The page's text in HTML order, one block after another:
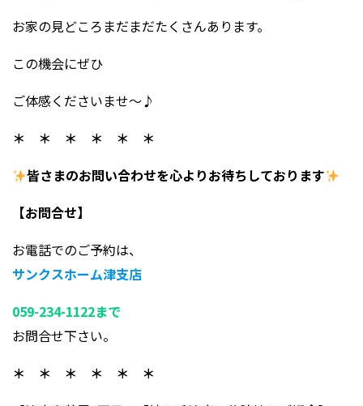
お家の見どころまだまだたくさんあります。
この機会にぜひ
ご体感くださいませ～♪
＊ ＊ ＊ ＊ ＊ ＊
皆さまのお問い合わせを心よりお待ちしております
【お問合せ】
お電話でのご予約は、
サンクスホーム津支店
059-234-1122まで
お問合せ下さい。
＊ ＊ ＊ ＊ ＊ ＊